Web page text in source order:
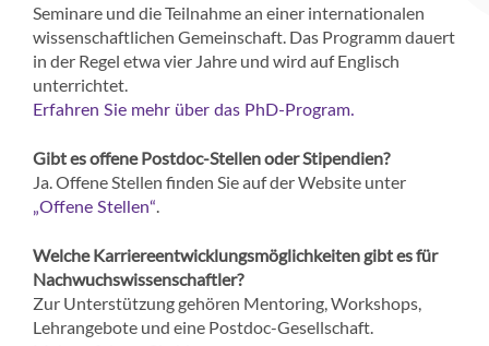
Seminare und die Teilnahme an einer internationalen
wissenschaftlichen Gemeinschaft. Das Programm dauert
in der Regel etwa vier Jahre und wird auf Englisch
unterrichtet.
Erfahren Sie mehr über das PhD-Program.
Gibt es offene Postdoc-Stellen oder Stipendien?
Ja. Offene Stellen finden Sie auf der Website unter
„Offene Stellen“.
Welche Karriereentwicklungsmöglichkeiten gibt es für
Nachwuchswissenschaftler?
Zur Unterstützung gehören Mentoring, Workshops,
Lehrangebote und eine Postdoc-Gesellschaft.